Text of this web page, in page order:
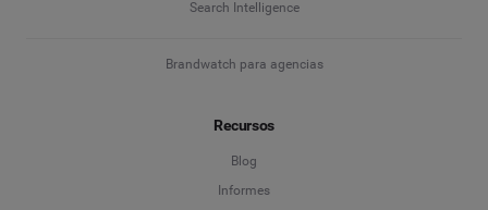
Search Intelligence
Brandwatch para agencias
Recursos
Blog
Informes